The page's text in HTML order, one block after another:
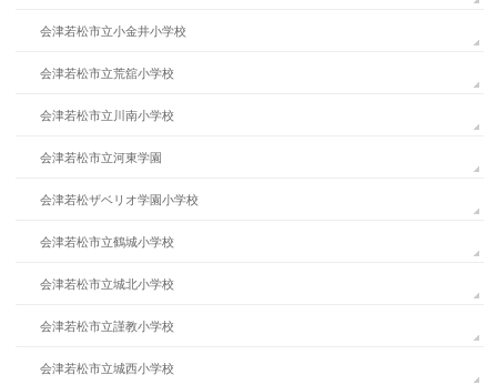
会津若松市立小金井小学校
会津若松市立荒舘小学校
会津若松市立川南小学校
会津若松市立河東学園
会津若松ザベリオ学園小学校
会津若松市立鶴城小学校
会津若松市立城北小学校
会津若松市立謹教小学校
会津若松市立城西小学校